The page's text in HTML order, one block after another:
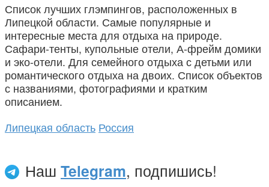
Список лучших глэмпингов, расположенных в
Липецкой области. Самые популярные и
интересные места для отдыха на природе.
Сафари-тенты, купольные отели, А-фрейм домики
и эко-отели. Для семейного отдыха с детьми или
романтического отдыха на двоих. Список объектов
с названиями, фотографиями и кратким
описанием.
Липецкая область Россия
Наш Telegram, подпишись!